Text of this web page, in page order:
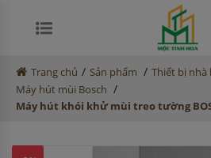
Trang chủ / Sản phẩm / Thiết bị nhà
Máy hút mùi Bosch /
Máy hút khói khử mùi treo tường